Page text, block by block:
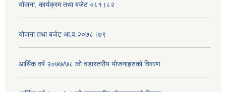
योजना, कार्यक्रम तथा बजेट ०८१।८२
योजना तथा बजेट आ.व.२०७८।७९
आर्थिक वर्ष २०७७/७८ को वडास्तरीय योजनाहरुको विवरण